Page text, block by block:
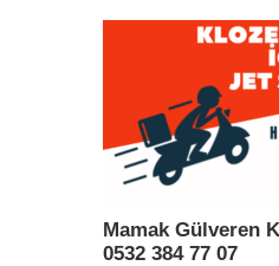
Mamak Gülveren
0532 384 77 07